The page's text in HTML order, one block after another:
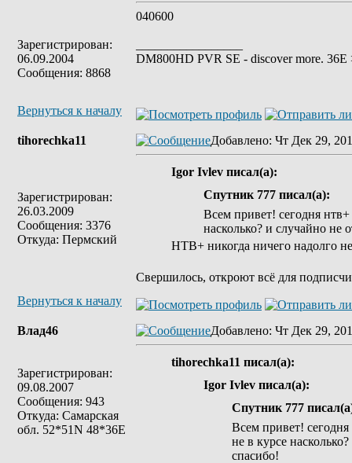
Зарегистрирован:
06.09.2004
Сообщения: 8868
040600
DM800HD PVR SE - discover more.
Вернуться к началу
tihorechka11
Зарегистрирован:
26.03.2009
Сообщения: 3376
Откуда: Пермский
Добавлено: Чт Дек 29,
Igor Ivlev писал(а):
Спутник 777 писал(а):
Всем привет! сегодня
насколько? и случайно не
НТВ+ никогда ничего надолго
Свершилось, откроют всё для
Вернуться к началу
Влад46
Зарегистрирован:
09.08.2007
Сообщения: 943
Откуда: Самарская
обл. 52*51N 48*36E
Добавлено: Чт Дек 29,
tihorechka11 писал(а):
Igor Ivlev писал(а):
Спутник 777
Всем привет!
не в курсе
спасибо!